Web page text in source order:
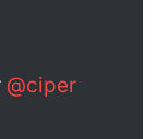
@ciper